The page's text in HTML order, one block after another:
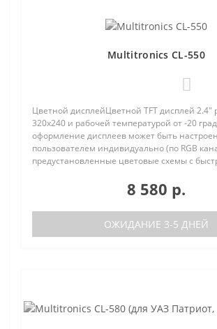
Multitronics CL-550
Цветной дисплейЦветной TFT дисплей
320х240 и рабочей температурой от -20
оформление дисплеев может быть
пользователем индивидуально (по RGB
предустановленные цветовые схемы с
8 580 р.
ОЖИДАНИЕ 3-5 ДНЕЙ